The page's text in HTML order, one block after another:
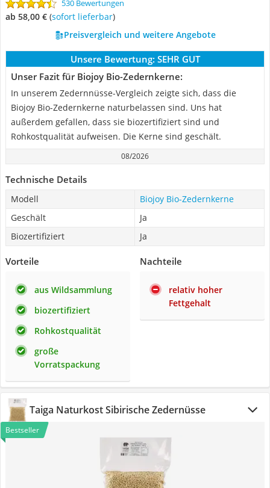
530 Bewertungen
ab 58,00 € ( Sofort lieferbar)
Preisvergleich und weitere Angebote
Unsere Bewertung: SEHR GUT
Unser Fazit für Biojoy Bio-Zedernkerne:
In unserem Zedernnüsse-Vergleich zeigte sich, dass die
Biojoy Bio-Zedernkerne naturbelassen sind. Uns hat
außerdem gefallen, dass sie biozertifiziert sind und
Rohkostqualität aufweisen. Die Kerne sind geschält.
08/2026
Technische Details
Modell
Biojoy Bio-Zedernkerne
Geschält
Ja
Biozertifiziert
Ja
Vorteile
aus Wildsammlung
biozertifiziert
Rohkostqualität
große
Vorratspackung
Nachteile
relativ hoher
Fettgehalt
Taiga Naturkost Sibirische Zedernüsse
Bestseller